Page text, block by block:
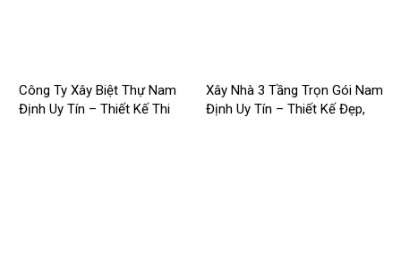
Công Ty Xây Biệt Thự Nam
Định Uy Tín – Thiết Kế Thi
Xây Nhà 3 Tầng Trọn Gói Nam
Định Uy Tín – Thiết Kế Đẹp,